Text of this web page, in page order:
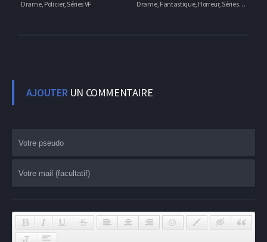
Drame, Policier, Séries VF Drame, Fantastique, Horreur, Séries VF
AJOUTERUN COMMENTAIRE